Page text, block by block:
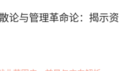
论与管理革命论：揭示资